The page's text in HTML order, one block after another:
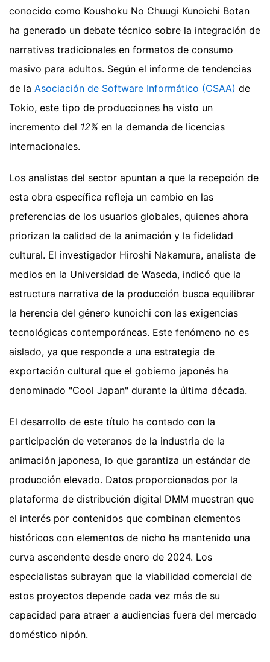
conocido como Koushoku No Chuugi Kunoichi Botan
ha generado un debate técnico sobre la integración de
narrativas tradicionales en formatos de consumo
masivo para adultos. Según el informe de tendencias
de la Asociación de Software Informático (CSAA) de
Tokio, este tipo de producciones ha visto un
incremento del 12% en la demanda de licencias
internacionales.
Los analistas del sector apuntan a que la recepción de
esta obra específica refleja un cambio en las
preferencias de los usuarios globales, quienes ahora
priorizan la calidad de la animación y la fidelidad
cultural. El investigador Hiroshi Nakamura, analista de
medios en la Universidad de Waseda, indicó que la
estructura narrativa de la producción busca equilibrar
la herencia del género kunoichi con las exigencias
tecnológicas contemporáneas. Este fenómeno no es
aislado, ya que responde a una estrategia de
exportación cultural que el gobierno japonés ha
denominado "Cool Japan" durante la última década.
El desarrollo de este título ha contado con la
participación de veteranos de la industria de la
animación japonesa, lo que garantiza un estándar de
producción elevado. Datos proporcionados por la
plataforma de distribución digital DMM muestran que
el interés por contenidos que combinan elementos
históricos con elementos de nicho ha mantenido una
curva ascendente desde enero de 2024. Los
especialistas subrayan que la viabilidad comercial de
estos proyectos depende cada vez más de su
capacidad para atraer a audiencias fuera del mercado
doméstico nipón.